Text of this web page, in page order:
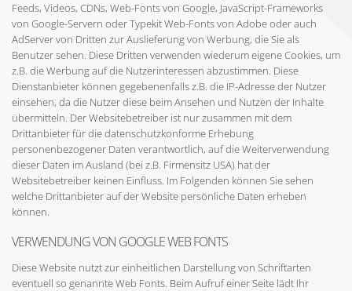
Feeds, Videos, CDNs, Web-Fonts von Google, JavaScript-Frameworks
von Google-Servern oder Typekit Web-Fonts von Adobe oder auch
AdServer von Dritten zur Auslieferung von Werbung, die Sie als
Benutzer sehen. Diese Dritten verwenden wiederum eigene Cookies, um
z.B. die Werbung auf die Nutzerinteressen abzustimmen. Diese
Dienstanbieter können gegebenenfalls z.B. die IP-Adresse der Nutzer
einsehen, da die Nutzer diese beim Ansehen und Nutzen der Inhalte
übermitteln. Der Websitebetreiber ist nur zusammen mit dem
Drittanbieter für die datenschutzkonforme Erhebung
personenbezogener Daten verantwortlich, auf die Weiterverwendung
dieser Daten im Ausland (bei z.B. Firmensitz USA) hat der
Websitebetreiber keinen Einfluss. Im Folgenden können Sie sehen
welche Drittanbieter auf der Website persönliche Daten erheben
können.
VERWENDUNG VON GOOGLE WEB FONTS
Diese Website nutzt zur einheitlichen Darstellung von Schriftarten
eventuell so genannte Web Fonts. Beim Aufruf einer Seite lädt Ihr